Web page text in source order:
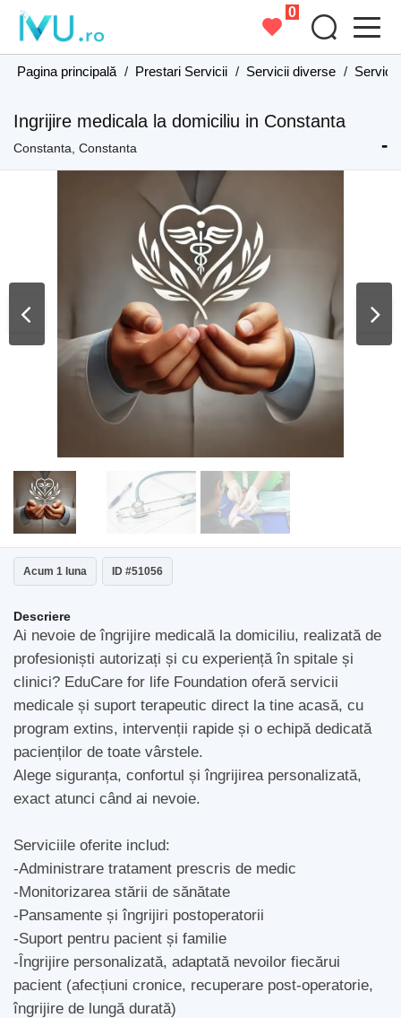
0
Pagina principală / Prestari Servicii / Servicii diverse / Servicii
Ingrijire medicala la domiciliu in Constanta
Constanta, Constanta -
Acum 1 luna ID #51056
Descriere
Ai nevoie de îngrijire medicală la domiciliu, realizată de
profesioniști autorizați și cu experiență în spitale și
clinici? EduCare for life Foundation oferă servicii
medicale și suport terapeutic direct la tine acasă, cu
program extins, intervenții rapide și o echipă dedicată
pacienților de toate vârstele.
Alege siguranța, confortul și îngrijirea personalizată,
exact atunci când ai nevoie.
Serviciile oferite includ:
-Administrare tratament prescris de medic
-Monitorizarea stării de sănătate
-Pansamente și îngrijiri postoperatorii
-Suport pentru pacient și familie
-Îngrijire personalizată, adaptată nevoilor fiecărui
pacient (afecțiuni cronice, recuperare post-operatorie,
îngrijire de lungă durată)